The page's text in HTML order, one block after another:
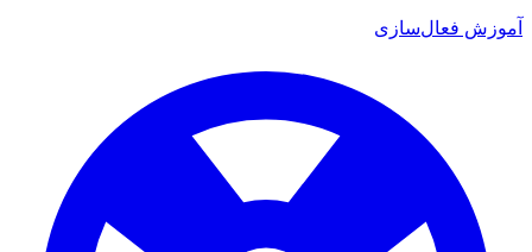
آموزش فعال‌سازی